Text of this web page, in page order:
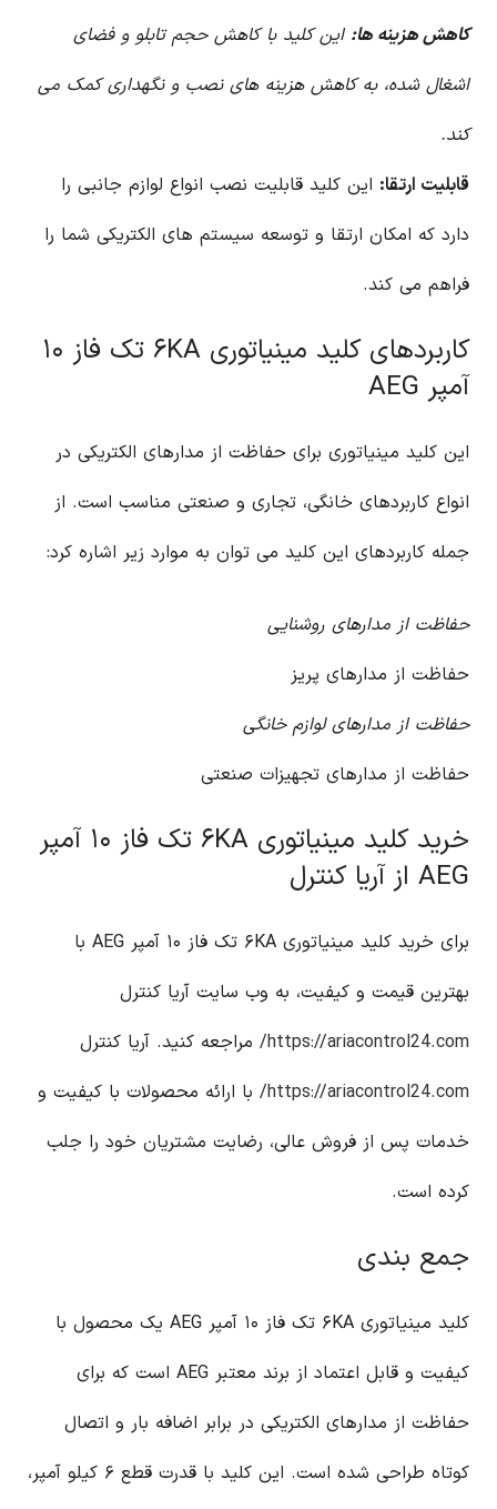
کاهش هزینه ها: این کلید با کاهش حجم تابلو و فضای
اشغال شده، به کاهش هزینه های نصب و نگهداری کمک می
کند.
قابلیت ارتقا: این کلید قابلیت نصب انواع لوازم جانبی را
دارد که امکان ارتقا و توسعه سیستم های الکتریکی شما را
فراهم می کند.
کاربردهای کلید مینیاتوری ۶KA تک فاز ۱۰
آمپر AEG
این کلید مینیاتوری برای حفاظت از مدارهای الکتریکی در
انواع کاربردهای خانگی، تجاری و صنعتی مناسب است. از
جمله کاربردهای این کلید می توان به موارد زیر اشاره کرد:
حفاظت از مدارهای روشنایی
حفاظت از مدارهای پریز
حفاظت از مدارهای لوازم خانگی
حفاظت از مدارهای تجهیزات صنعتی
خرید کلید مینیاتوری ۶KA تک فاز ۱۰ آمپر
AEG از آریا کنترل
برای خرید کلید مینیاتوری ۶KA تک فاز ۱۰ آمپر AEG با
بهترین قیمت و کیفیت، به وب سایت آریا کنترل
https://ariacontrol24.com/ مراجعه کنید. آریا کنترل
https://ariacontrol24.com/ با ارائه محصولات با کیفیت و
خدمات پس از فروش عالی، رضایت مشتریان خود را جلب
کرده است.
جمع بندی
کلید مینیاتوری ۶KA تک فاز ۱۰ آمپر AEG یک محصول با
کیفیت و قابل اعتماد از برند معتبر AEG است که برای
حفاظت از مدارهای الکتریکی در برابر اضافه بار و اتصال
کوتاه طراحی شده است. این کلید با قدرت قطع ۶ کیلو آمپر،